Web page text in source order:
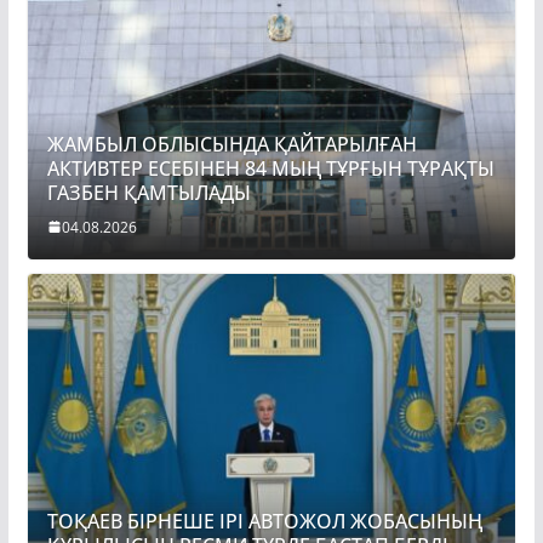
ЖАМБЫЛ ОБЛЫСЫНДА ҚАЙТАРЫЛҒАН
АКТИВТЕР ЕСЕБІНЕН 84 МЫҢ ТҰРҒЫН ТҰРАҚТЫ
ГАЗБЕН ҚАМТЫЛАДЫ
04.08.2026
ТОҚАЕВ БІРНЕШЕ ІРІ АВТОЖОЛ ЖОБАСЫНЫҢ